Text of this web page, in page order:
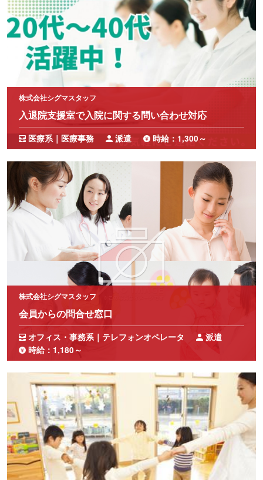
株式会社シグマスタッフ
入退院支援室で入院に関する問い合わせ対応
医療系｜医療事務 派遣 時給：1,300～
株式会社シグマスタッフ
会員からの問合せ窓口
オフィス・事務系｜テレフォンオペレータ
派遣
時給：1,180～